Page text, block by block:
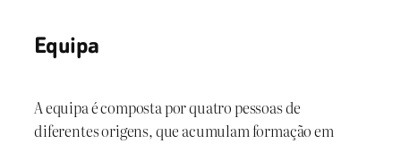
Equipa
A equipa é composta por quatro pessoas de
diferentes origens, que acumulam formação em